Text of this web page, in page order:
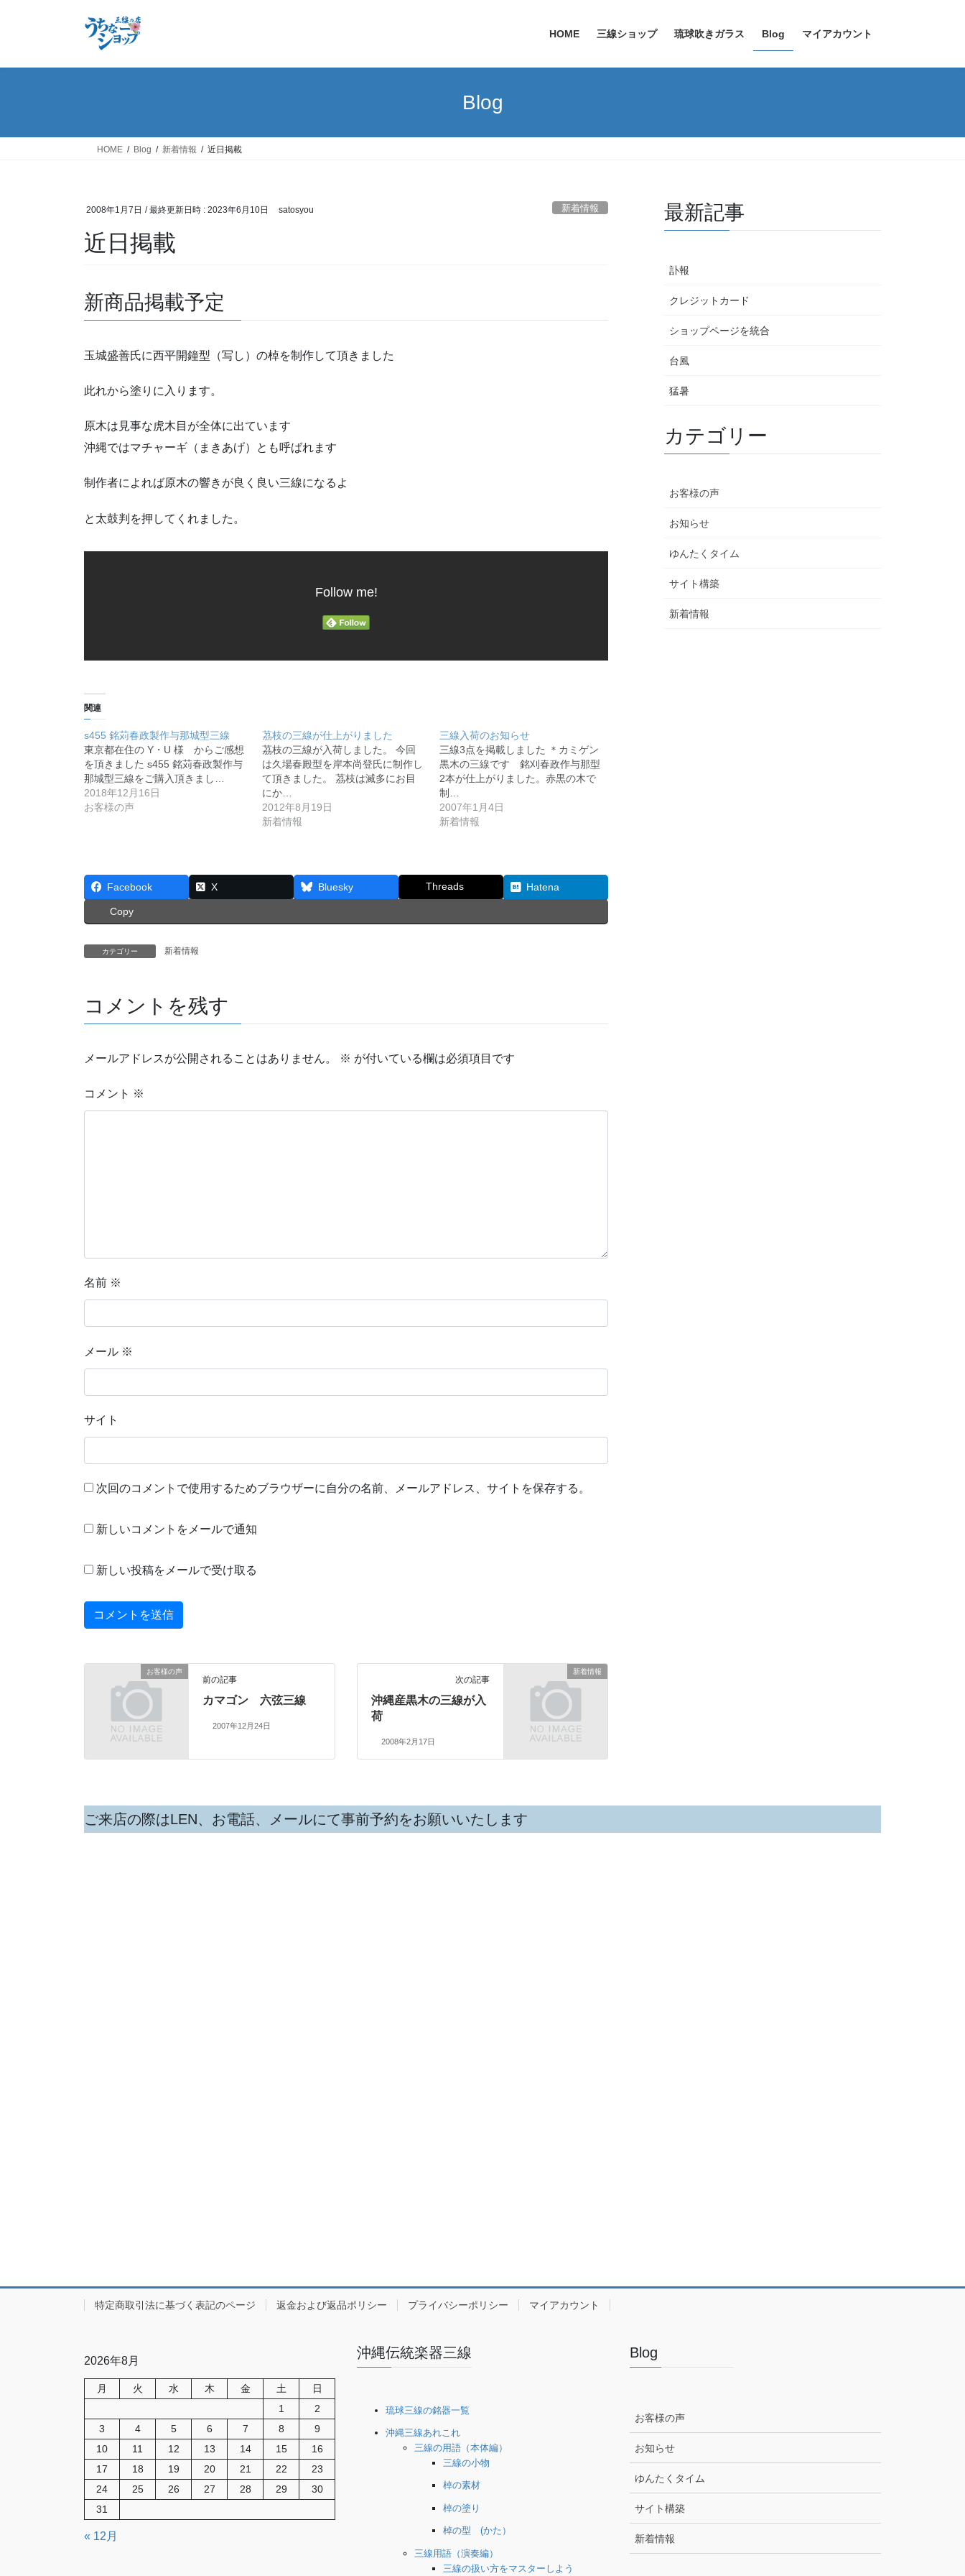
HOME 三線ショップ 琉球吹きガラス Blog マイアカウント
Blog
HOME Blog 新着情報 近日掲載
2008年1月7日 / 最終更新日時 : 2023年6月10日 satosyou 新着情報
近日掲載
新商品掲載予定
玉城盛善氏に西平開鐘型（写し）の棹を制作して頂きました
此れから塗りに入ります。
原木は見事な虎木目が全体に出ています
沖縄ではマチャーギ（まきあげ）とも呼ばれます
制作者によれば原木の響きが良く良い三線になるよ
と太鼓判を押してくれました。
Follow me!
関連
s455 銘苅春政製作与那城型三線
東京都在住の Y・U 様 からご感想
を頂きました s455 銘苅春政製作与
那城型三線をご購入頂きまし…
2018年12月16日
お客様の声
茘枝の三線が仕上がりました
茘枝の三線が入荷しました。 今回
は久場春殿型を岸本尚登氏に制作し
て頂きました。 茘枝は滅多にお目
にか…
2012年8月19日
新着情報
三線入荷のお知らせ
三線3点を掲載しました ＊カミゲン
黒木の三線です 銘刈春政作与那型
2本が仕上がりました。赤黒の木で
制…
2007年1月4日
新着情報
Facebook X Bluesky Threads Hatena
Copy
カテゴリー 新着情報
コメントを残す
メールアドレスが公開されることはありません。 ※ が付いている欄は必須項目です
コメント ※
名前 ※
メール ※
サイト
次回のコメントで使用するためブラウザーに自分の名前、メールアドレス、サイトを保存する。
新しいコメントをメールで通知
新しい投稿をメールで受け取る
お客様の声
前の記事
カマゴン 六弦三線
2007年12月24日
新着情報
次の記事
沖縄産黒木の三線が入
荷
2008年2月17日
最新記事
訃報
クレジットカード
ショップページを統合
台風
猛暑
カテゴリー
お客様の声
お知らせ
ゆんたくタイム
サイト構築
新着情報
ご来店の際はLEN、お電話、メールにて事前予約をお願いいたします
特定商取引法に基づく表記のページ 返金および返品ポリシー プライバシーポリシー マイアカウント
2026年8月
月 火 水 木 金 土
日
1
2
3
4 5 6 7 8
9
10
11 12 13 14 15
16
17
18 19 20 21 22
23
24
25 26 27 28 29
30
31
« 12月
沖縄伝統楽器三線
琉球三線の銘器一覧
沖縄三線あれこれ
三線の用語（本体編）
三線の小物
棹の素材
棹の塗り
棹の型 (かた）
三線用語（演奏編）
三線の扱い方をマスターしよう
Blog
お客様の声
お知らせ
ゆんたくタイム
サイト構築
新着情報